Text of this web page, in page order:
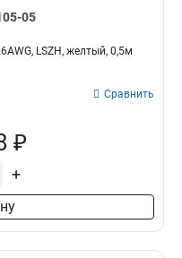
05
LSZH, желтый, 0,5м
Сравнить
₽
+